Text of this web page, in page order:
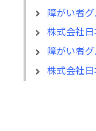
障がい者グルー
株式会社日本リメ
障がい者グループホーム
株式会社日本リメイ